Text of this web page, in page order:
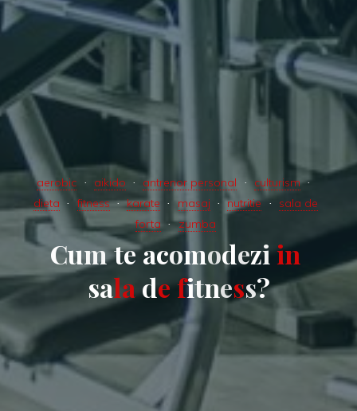
aerobic aikido antrenor personal
culturism
dieta
fitness karate masaj nutritie
sala de
forta
zumba
Cumteacomodeziin
saladefitness?